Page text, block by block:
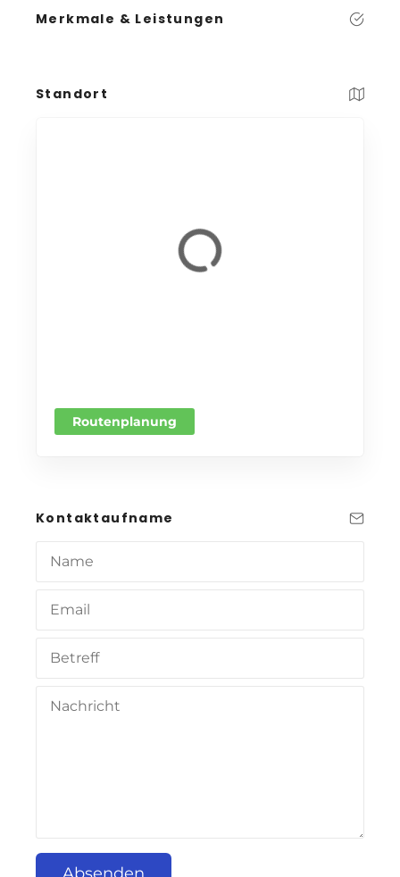
Merkmale & Leistungen
Standort
Routenplanung
Kontaktaufname